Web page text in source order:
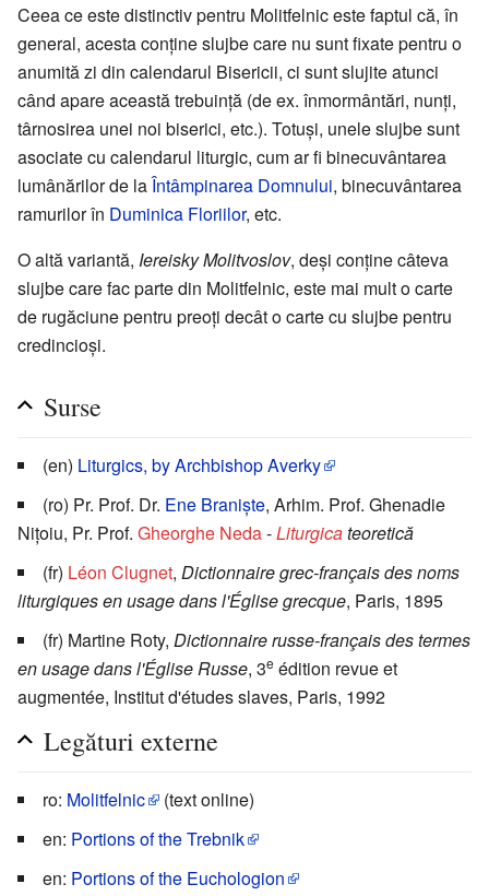
Ceea ce este distinctiv pentru Molitfelnic este faptul că, în
general, acesta conţine slujbe care nu sunt fixate pentru o
anumită zi din calendarul Bisericii, ci sunt slujite atunci
când apare această trebuinţă (de ex. înmormântări, nunţi,
târnosirea unei noi biserici, etc.). Totuşi, unele slujbe sunt
asociate cu calendarul liturgic, cum ar fi binecuvântarea
lumânărilor de laÎntâmpinarea Domnului, binecuvântarea
ramurilor în Duminica Floriilor, etc.
O altă variantă, Iereisky Molitvoslov, deşi conţine câteva
slujbe care fac parte din Molitfelnic, este mai mult o carte
de rugăciune pentru preoţi decât o carte cu slujbe pentru
credincioşi.
Surse
(en) Liturgics, by Archbishop Averky
(ro) Pr. Prof. Dr. Ene Branişte, Arhim. Prof. Ghenadie
Niţoiu, Pr. Prof. Gheorghe Neda-Liturgicateoretică
(fr) Léon Clugnet, Dictionnaire grec-français des noms
liturgiques en usage dans l'Église grecque, Paris, 1895
(fr) Martine Roty, Dictionnaire russe-français des termes
en usage dans l'Église Russe, 3e édition revue et
augmentée, Institut d'études slaves, Paris, 1992
Legături externe
ro: Molitfelnic
(text online)
en: Portions of the Trebnik
en: Portions of the Euchologion